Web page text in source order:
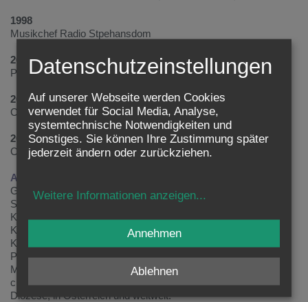
1998
Musikchef Radio Stpehansdom
2001
Programmdirektor Radio Stephansdom
2015
Chefredakteur radio klassik Stephansdom
2016
Chefredakteur magazin KLASSIK
Aufgabenbereiche
Gesamtleitung des diözesanen Radios „radio klassik
Stephansdom“. Gestaltung eigener Sendereihen. Kontakt zu
Kooperationspartnern.
Konzeption und Redaktion der Quartalszeitschrift magazin
KLASSIK.
Persönliche Schwerpunktsetzung/Anliegen in der Arbeit:
Mit der schönsten Musik ein Fundament für die Weitergabe der
christlichen Botschaft zu bilden – im Radio, im Internet, in der
Diözese, in Österreich und weltweit.
Datenschutzeinstellungen
Auf unserer Webseite werden Cookies
verwendet für Social Media, Analyse,
systemtechnische Notwendigkeiten und
Sonstiges. Sie können Ihre Zustimmung später
jederzeit ändern oder zurückziehen.
Weitere Informationen anzeigen...
Ablehnen
Annehmen